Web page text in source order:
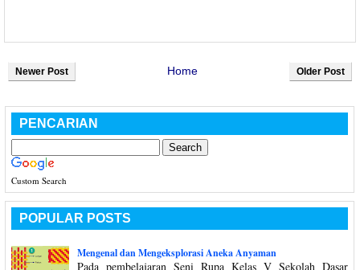
Newer Post Older Post
Home
PENCARIAN
Custom Search
POPULAR POSTS
Mengenal dan Mengeksplorasi Aneka Anyaman
Pada pembelajaran Seni Rupa Kelas V Sekolah Dasar